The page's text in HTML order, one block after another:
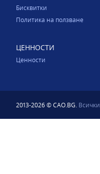
Бисквитки
Политика на ползване
ЦЕННОСТИ
Ценности
2013-2026 © CAO.BG.